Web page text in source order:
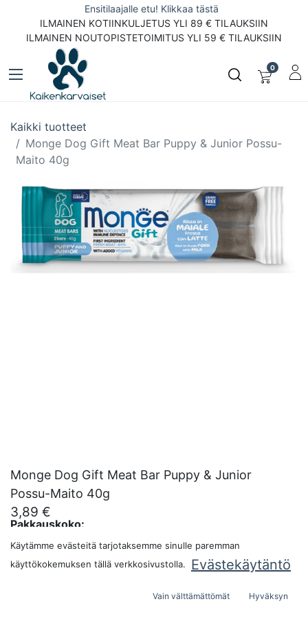
Ensitilaajalle etu! Klikkaa tästä
ILMAINEN KOTIINKULJETUS YLI 89 € TILAUKSIIN
ILMAINEN NOUTOPISTETOIMITUS YLI 59 € TILAUKSIIN
0
Kaikki tuotteet
Monge Dog Gift Meat Bar Puppy & Junior Possu-
Maito 40g
Monge Dog Gift Meat Bar Puppy & Junior
Possu-Maito 40g
3,89 €
Pakkauskoko:
Käytämme evästeitä tarjotaksemme sinulle paremman
käyttökokemuksen tällä verkkosivustolla.
Evästekäytäntö
Vain välttämättömät Hyväksyn